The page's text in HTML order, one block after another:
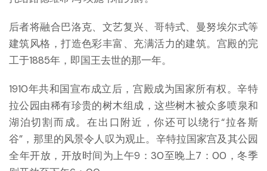
后者将融合巴洛克、文艺复兴、哥特式、曼努埃尔式等
建筑风格，打造色彩丰富、充满活力的建筑。宫殿的完
工于1885年，即国王去世的那一年。
1910年共和国宣布成立后，宫殿成为国家所有权。辛特
拉公园由稀有珍贵的树木组成，这些树木被众多喷泉和
湖泊切割而成。在出口附近，你还可以绕行“拉各斯
谷”，那里的风景令人叹为观止。辛特拉国家宫及其公园
全年开放，开放时间为上午9：30至晚上7：00，冬季